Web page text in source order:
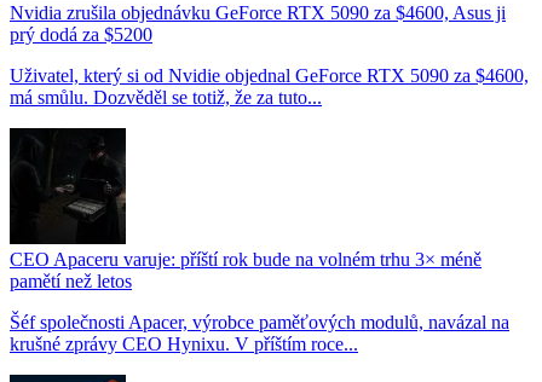
Nvidia zrušila objednávku GeForce RTX 5090 za $4600, Asus ji
prý dodá za $5200
Uživatel, který si od Nvidie objednal GeForce RTX 5090 za $4600,
má smůlu. Dozvěděl se totiž, že za tuto...
CEO Apaceru varuje: příští rok bude na volném trhu 3× méně
pamětí než letos
Šéf společnosti Apacer, výrobce paměťových modulů, navázal na
krušné zprávy CEO Hynixu. V příštím roce...